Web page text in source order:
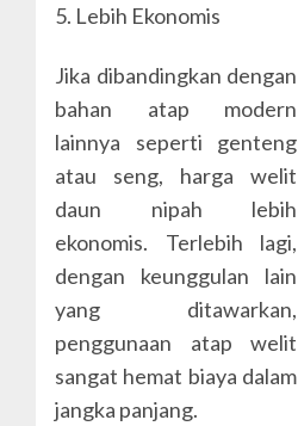
5. Lebih Ekonomis
Jika dibandingkan dengan
bahan atap modern
lainnya seperti genteng
atau seng, harga welit
daun nipah lebih
ekonomis. Terlebih lagi,
dengan keunggulan lain
yang ditawarkan,
penggunaan atap welit
sangat hemat biaya dalam
jangka panjang.